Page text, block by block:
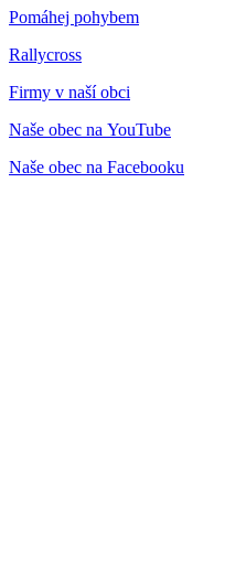
Pomáhej pohybem
Rallycross
Firmy v naší obci
Naše obec na YouTube
Naše obec na Facebooku